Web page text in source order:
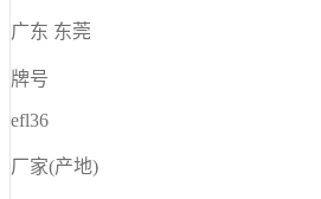
广东 东莞
牌号
efl36
厂家(产地)